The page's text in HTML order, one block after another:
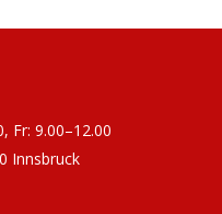
Fr: 9.00–12.00
Innsbruck